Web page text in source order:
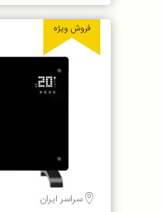
فروش ویژه
سراسر ایران